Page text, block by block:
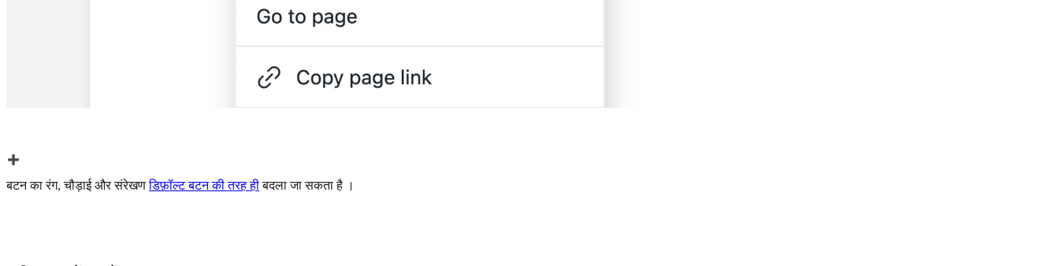
बटन का रंग, चौड़ाई और संरेखणडिफ़ॉल्ट बटन की तरह हीबदला जा सकता है ।